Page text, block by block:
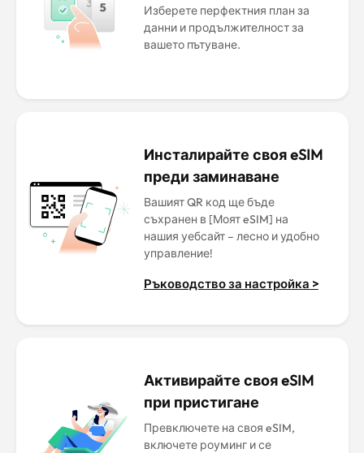
Изберете перфектния план за
данни и продължителност за
вашето пътуване.
Инсталирайте своя eSIM
преди заминаване
Вашият QR код ще бъде
съхранен в [Моят eSIM] на
нашия уебсайт – лесно и удобно
управление!
Ръководство за настройка >
Активирайте своя eSIM
при пристигане
Превключете на своя eSIM,
включете роуминг и се